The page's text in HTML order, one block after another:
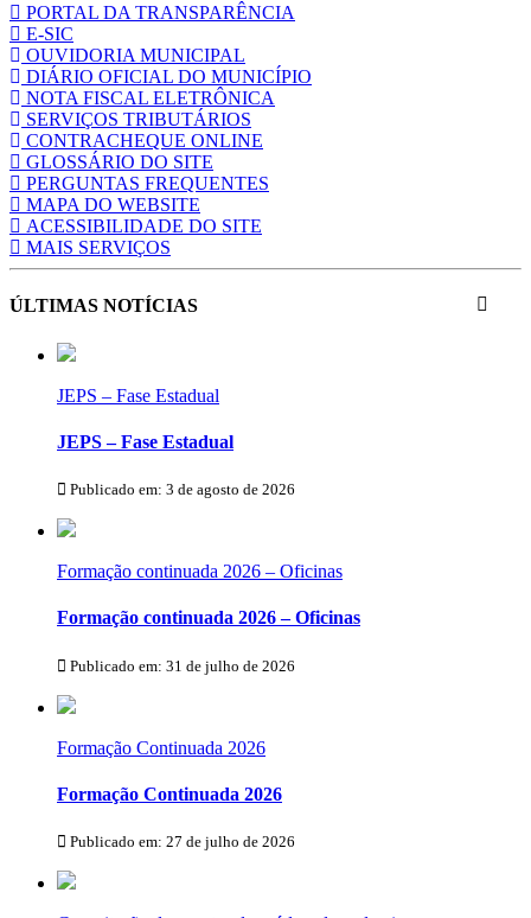
PORTAL DA TRANSPARÊNCIA
E-SIC
OUVIDORIA MUNICIPAL
DIÁRIO OFICIAL DO MUNICÍPIO
NOTA FISCAL ELETRÔNICA
SERVIÇOS TRIBUTÁRIOS
CONTRACHEQUE ONLINE
GLOSSÁRIO DO SITE
PERGUNTAS FREQUENTES
MAPA DO WEBSITE
ACESSIBILIDADE DO SITE
MAIS SERVIÇOS
ÚLTIMAS NOTÍCIAS
JEPS – Fase Estadual
JEPS – Fase Estadual
Publicado em: 3 de agosto de 2026
Formação continuada 2026 – Oficinas
Formação continuada 2026 – Oficinas
Publicado em: 31 de julho de 2026
Formação Continuada 2026
Formação Continuada 2026
Publicado em: 27 de julho de 2026